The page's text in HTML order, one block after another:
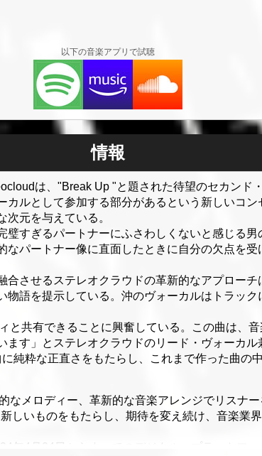
以下の音楽アプリで試聴
情報
は、"Break Up "と題された待望のセカンド
カルとして参加する部分があるという新しいコ
元を与えている。
璧すぎるパートナーにふさわしくないと感じる
なパートナー像に直面したときに自分の欠点を
合させるステレオクラウドの革新的なアプローチ
物語を提示している。沖のヴォーカルはトラッ
と共有できることに興奮している。この曲は、
ます」とステレオクラウドのリード・ヴォーカ
純粋な正直さをもたらし、これまで作った曲の
なメロディー、革新的な音楽アレンジでリスナ
しいものをもたらし、期待を変え続け、音楽業
年4月24日からすべてのデジタル・プラットフォ